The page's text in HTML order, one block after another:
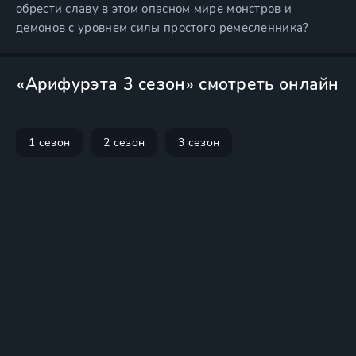
обрести славу в этом опасном мире монстров и
демонов с уровнем силы простого ремесленника?
«Арифурэта 3 сезон» смотреть онлайн
1 сезон 2 сезон 3 сезон